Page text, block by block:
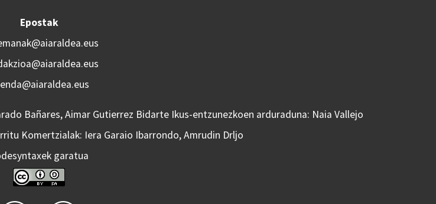
Epostak
Bañares, Aimar Gutierrez Bidarte Ikus-entzunezkoen arduraduna: Naia Vallejo
Komertzialak: Iera Garaio Ibarrondo, Amrudin Drljo
garatua